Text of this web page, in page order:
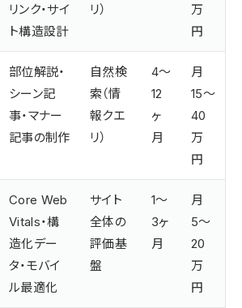
リンク・サイ
ト構造設計
リ）
万
円
部位解説・
シーン記
事・マナー
記事の制作
自然検
索（情
報クエ
リ）
4〜
12
ヶ
月
月
15〜
40
万
円
Core Web
Vitals・構
造化デー
タ・モバイ
ル最適化
サイト
全体の
評価基
盤
1〜
3ヶ
月
月
5〜
20
万
円